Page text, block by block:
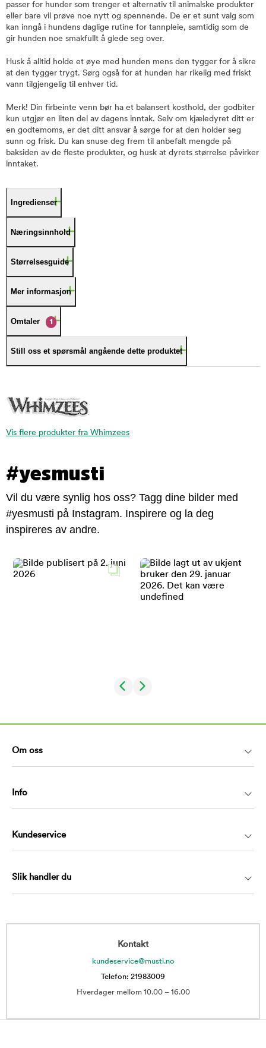
passer for hunder som trenger et alternativ til animalske produkter
eller bare vil prøve noe nytt og spennende. De er et sunt valg som
kan inngå i hundens daglige rutine for tannpleie, samtidig som de
gir hunden noe smakfullt å glede seg over.
Husk å alltid holde et øye med hunden mens den tygger for å sikre
at den tygger trygt. Sørg også for at hunden har rikelig med friskt
vann tilgjengelig til enhver tid.
Merk! Din firbeinte venn bør ha et balansert kosthold, der godbiter
kun utgjør en liten del av dagens inntak. Selv om kjæledyret ditt er
en godtemoms, er det ditt ansvar å sørge for at den holder seg
sunn og frisk. Du kan snuse deg frem til anbefalt mengde på
baksiden av de fleste produkter, og husk at dyrets størrelse påvirker
inntaket.
Ingredienser
Næringsinnhold
Størrelsesguide
Mer informasjon
Omtaler 1
Still oss et spørsmål angående dette produktet
Vis flere produkter fra Whimzees
#yesmusti
Vil du være synlig hos oss? Tagg dine bilder med
#yesmusti på Instagram. Inspirere og la deg
inspireres av andre.
Om oss
Info
Kundeservice
Slik handler du
Kontakt
kundeservice@musti.no
Telefon: 21983009
Hverdager mellom 10.00 – 16.00